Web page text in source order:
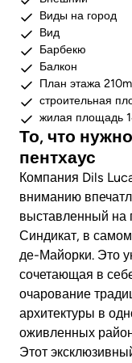
Виды на город
Вид
Барбекю
Балкон
План этажа
строительная
жилая площадь
То, что
пентхаус
Компания Dils
вниманию
выставленный на
Синдикат, в
де-Майорки. Это
сочетающая в
очарование
архитектуры в
оживленных
Этот